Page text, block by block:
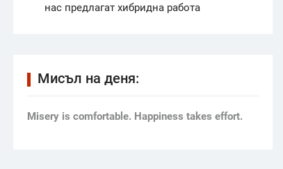
нас предлагат хибридна работа
Мисъл на деня:
Мisery is comfortable. Happiness takes effort.